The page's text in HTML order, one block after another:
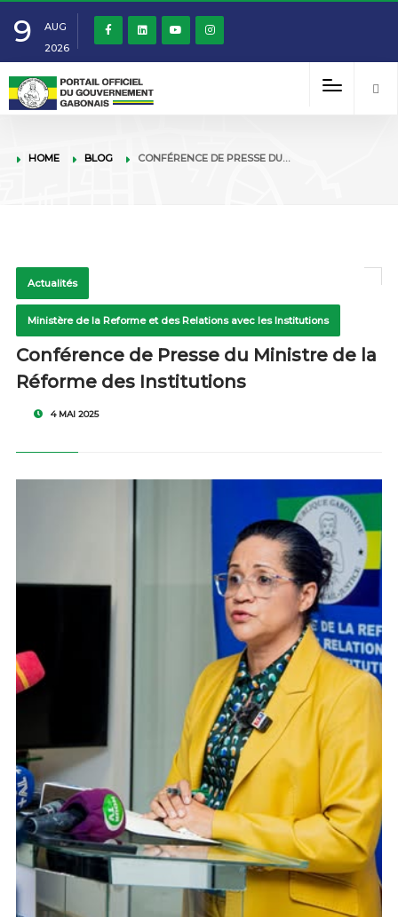
9
AUG
2026
HOME BLOG CONFÉRENCE DE PRESSE DU…
Actualités
Ministère de la Reforme et des Relations avec les Institutions
Conférence de Presse du Ministre de la
Réforme des Institutions
4 MAI 2025